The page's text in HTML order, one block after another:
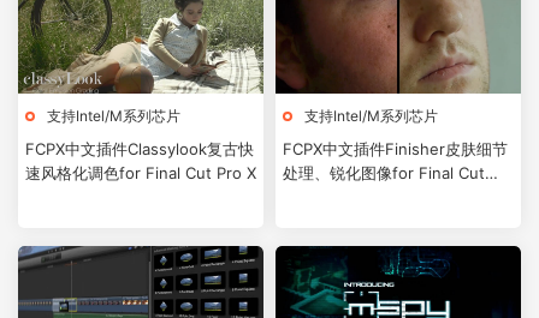
支持Intel/M系列芯片
FCPX中文插件Classylook复古快
速风格化调色for Final Cut Pro X
支持Intel/M系列芯片
FCPX中文插件Finisher皮肤细节
处理、锐化图像for Final Cut